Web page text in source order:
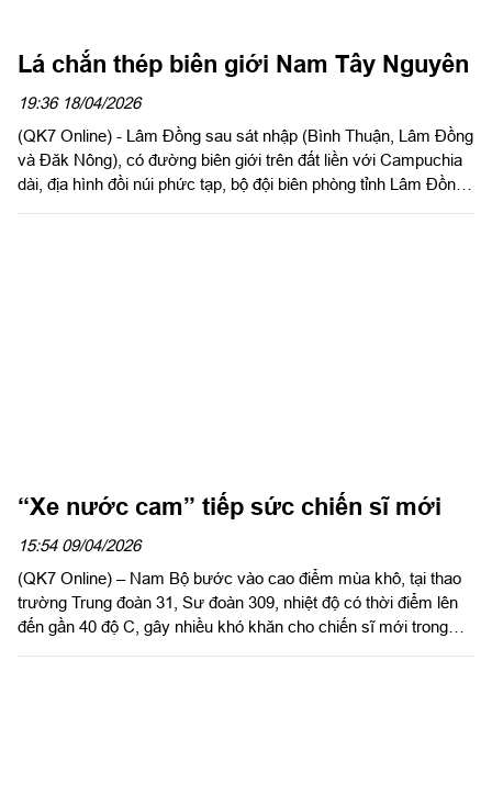
Lá chắn thép biên giới Nam Tây Nguyên
19:36 18/04/2026
(QK7 Online) - Lâm Đồng sau sát nhập (Bình Thuận, Lâm Đồng
và Đăk Nông), có đường biên giới trên đất liền với Campuchia
dài, địa hình đồi núi phức tạp, bộ đội biên phòng tỉnh Lâm Đồng
“Xe nước cam” tiếp sức chiến sĩ mới
15:54 09/04/2026
(QK7 Online) – Nam Bộ bước vào cao điểm mùa khô, tại thao
trường Trung đoàn 31, Sư đoàn 309, nhiệt độ có thời điểm lên
đến gần 40 độ C, gây nhiều khó khăn cho chiến sĩ mới trong